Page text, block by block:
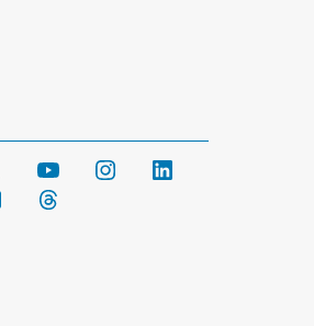
YouTube Instagram
WhatsApp